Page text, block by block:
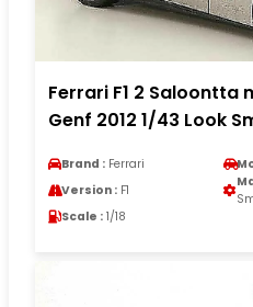
Ferrari F1 2
Genf 2012 1/43 Look
Brand : Ferrari
Version : F1
Scale : 1/18